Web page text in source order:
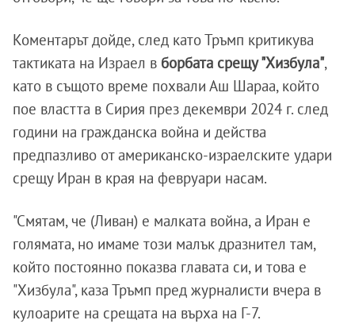
Коментарът дойде, след като Тръмп критикува
тактиката на Израел в борбата срещу "Хизбула",
като в същото време похвали Аш Шараа, който
пое властта в Сирия през декември 2024 г. след
години на гражданска война и действа
предпазливо от американско-израелските удари
срещу Иран в края на февруари насам.
"Смятам, че (Ливан) е малката война, а Иран е
голямата, но имаме този малък дразнител там,
който постоянно показва главата си, и това е
"Хизбула", каза Тръмп пред журналисти вчера в
кулоарите на срещата на върха на Г-7.